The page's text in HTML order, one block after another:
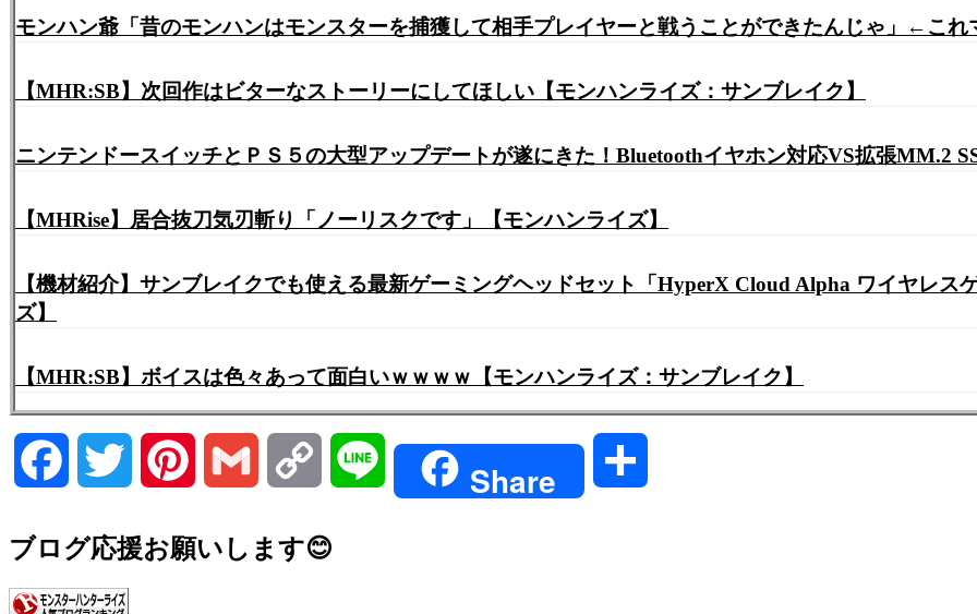
モンハン爺「昔のモンハンはモンスターを捕獲して相手プレイヤーと戦うことができたんじゃ」←これ
【MHR:SB】次回作はビターなストーリーにしてほしい【モンハンライズ：サンブレイク】
ニンテンドースイッチとＰＳ５の大型アップデートが遂にきた！Bluetoothイヤホン対応VS拡張MM.2
【MHRise】居合抜刀気刃斬り「ノーリスクです」【モンハンライズ】
【機材紹介】サンブレイクでも使える最新ゲーミングヘッドセット「HyperX Cloud Alpha ワイヤレ
ズ】
【MHR:SB】ボイスは色々あって面白いｗｗｗｗ【モンハンライズ：サンブレイク】
Facebook Twitter Pinterest Gmail Copy Share
ブログ応援お願いします😊